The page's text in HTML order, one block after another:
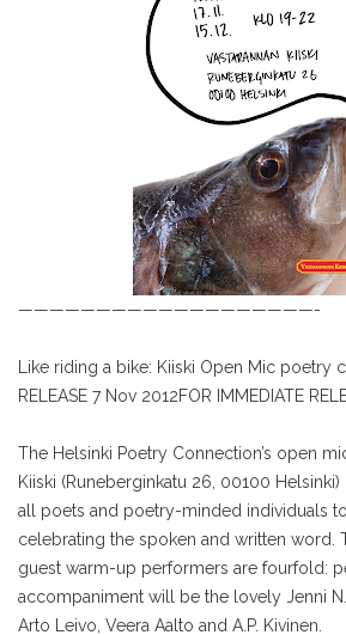
———————————————————-
Like riding a bike: Kiiski Open Mic poetry
RELEASE 7 Nov 2012FOR IMMEDIATE
The Helsinki Poetry Connection’s open
Kiiski (Runeberginkatu 26, 00100
all poets and poetry-minded individuals
celebrating the spoken and written word.
guest warm-up performers are fourfold:
accompaniment will be the lovely Jenni
Arto Leivo, Veera Aalto and A.P. Kivinen.